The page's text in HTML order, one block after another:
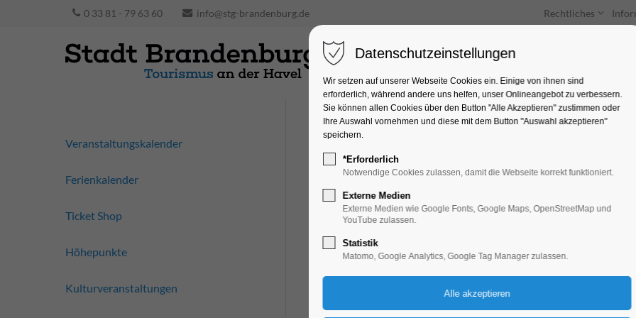
0 33 81 - 79 63 60 info@stg-brandenburg.de Rechtliches
Unterkünfte Entdecken & Erleben
Die verrückte
Bildung, Vortrag, Ferienkalender, Kinder,
30.07.2025, 10:00–13:00
Veranstaltungskalender
Ferienkalender
Ticket Shop
Höhepunkte
Kulturveranstaltungen
Datenschutzeinstellungen
Wir setzen auf unserer Webseite Cookies ein. Einige von ihnen sind
erforderlich, während andere uns helfen, unser Onlineangebot zu verbessern.
Sie können allen Cookies über den Button "Alle Akzeptieren" zustimmen oder
Ihre Auswahl vornehmen und diese mit dem Button "Auswahl akzeptieren"
speichern.
*Erforderlich
Notwendige Cookies zulassen, damit die Webseite korrekt funktioniert.
Externe Medien
Externe Medien wie Google Fonts, Google Maps, OpenStreetMap und
YouTube zulassen.
Statistik
Matomo, Google Analytics, Google Tag Manager zulassen.